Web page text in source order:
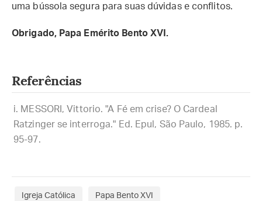
uma bússola segura para suas dúvidas e conflitos.
Obrigado, Papa Emérito Bento XVI.
Referências
MESSORI, Vittorio. "A Fé em crise? O Cardeal
Ratzinger se interroga." Ed. Epul, São Paulo, 1985. p.
95-97.
Igreja Católica Papa Bento XVI